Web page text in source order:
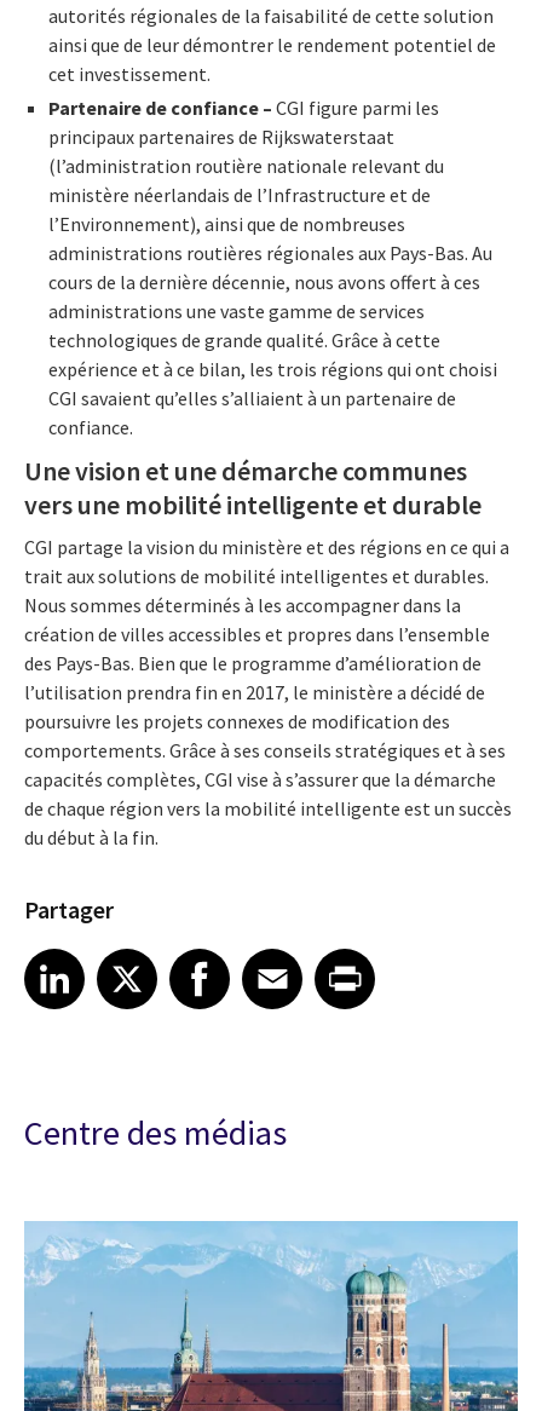
autorités régionales de la faisabilité de cette solution
ainsi que de leur démontrer le rendement potentiel de
cet investissement.
Partenaire de confiance – CGI figure parmi les
principaux partenaires de Rijkswaterstaat
(l’administration routière nationale relevant du
ministère néerlandais de l’Infrastructure et de
l’Environnement), ainsi que de nombreuses
administrations routières régionales aux Pays-Bas. Au
cours de la dernière décennie, nous avons offert à ces
administrations une vaste gamme de services
technologiques de grande qualité. Grâce à cette
expérience et à ce bilan, les trois régions qui ont choisi
CGI savaient qu’elles s’alliaient à un partenaire de
confiance.
Une vision et une démarche communes
vers une mobilité intelligente et durable
CGI partage la vision du ministère et des régions en ce qui a
trait aux solutions de mobilité intelligentes et durables.
Nous sommes déterminés à les accompagner dans la
création de villes accessibles et propres dans l’ensemble
des Pays-Bas. Bien que le programme d’amélioration de
l’utilisation prendra fin en 2017, le ministère a décidé de
poursuivre les projets connexes de modification des
comportements. Grâce à ses conseils stratégiques et à ses
capacités complètes, CGI vise à s’assurer que la démarche
de chaque région vers la mobilité intelligente est un succès
du début à la fin.
Partager
Share article on LinkedIn
LinkedIn
Share article on XShare article on Facebook
Facebook
Share article on Email
EmailShare article on Print
Centre des médias